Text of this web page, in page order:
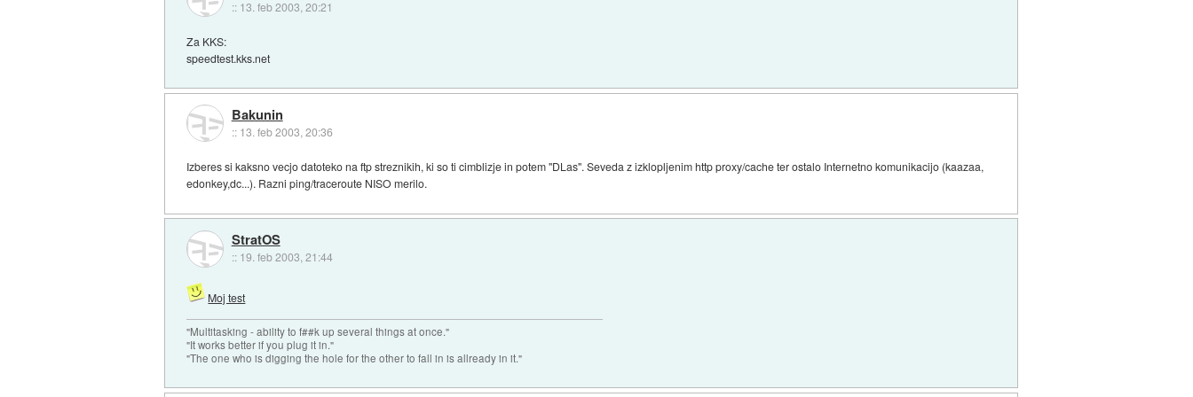
:: 13. feb 2003, 20:21
Za KKS:
speedtest.kks.net
Bakunin
:: 13. feb 2003, 20:36
Izberes si kaksno vecjo datoteko na ftp streznikih, ki so ti cimblizje in potem "DLas". Seveda z izklopljenim http proxy/cache ter ostalo Internetno komunikacijo (kaazaa,
edonkey,dc...). Razni ping/traceroute NISO merilo.
StratOS
:: 19. feb 2003, 21:44
Moj test
"Multitasking - ability to f##k up several things at once."
"It works better if you plug it in."
"The one who is digging the hole for the other to fall in is allready in it."